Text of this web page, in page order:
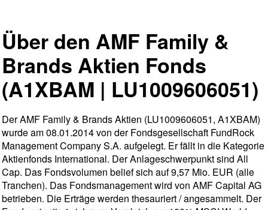
Über den AMF Family &
Brands Aktien Fonds
(A1XBAM | LU1009606051)
Der AMF Family & Brands Aktien (LU1009606051, A1XBAM)
wurde am 08.01.2014 von der Fondsgesellschaft FundRock
Management Company S.A. aufgelegt. Er fällt in die Kategorie
Aktienfonds International. Der Anlageschwerpunkt sind All
Cap. Das Fondsvolumen belief sich auf 9,57 Mio. EUR (alle
Tranchen). Das Fondsmanagement wird von AMF Capital AG
betrieben. Die Erträge werden thesauriert / angesammelt. Der